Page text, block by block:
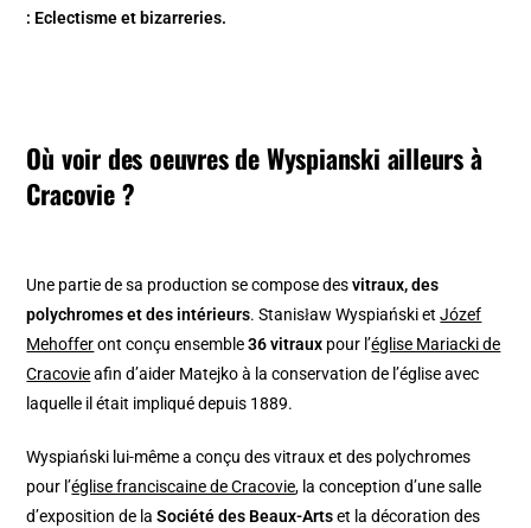
: Eclectisme et bizarreries.
Où voir des oeuvres de Wyspianski ailleurs à
Cracovie ?
Une partie de sa production se compose desvitraux, des
polychromes et des intérieurs. Stanisław Wyspiański etJózef
Mehofferont conçu ensemble36 vitraux pour l’église Mariacki de
Cracovieafin d’aider Matejko à la conservation de l’église avec
laquelle il était impliqué depuis 1889.
Wyspiański lui-même a conçu des vitraux et des polychromes
pour l’église franciscaine de Cracovie, la conception d’une salle
d’exposition de laSociété des Beaux-Artset la décoration des